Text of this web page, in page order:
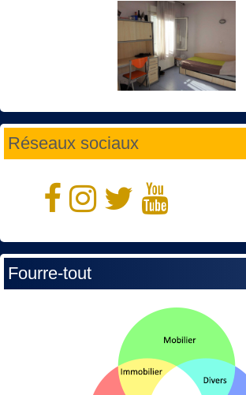
Réseaux sociaux
Fourre-tout